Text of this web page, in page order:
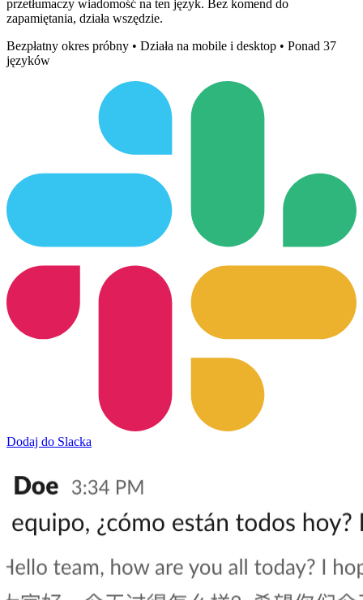
przetłumaczy wiadomość na ten język. Bez komend do
zapamiętania, działa wszędzie.
Bezpłatny okres próbny • Działa na mobile i desktop • Ponad 37
języków
Dodaj do Slacka